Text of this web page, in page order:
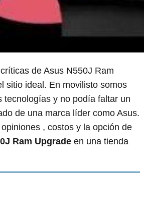
de Asus N550J Ram
sitio ideal. En movilisto somos
tecnologías y no podía faltar un
de una marca líder como Asus.
, costos y la opción de
Ram Upgrade en una tienda